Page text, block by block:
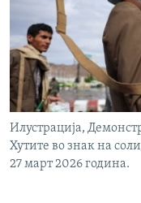
Илустрација,
Хутите во знак на
27 март 2026 година.